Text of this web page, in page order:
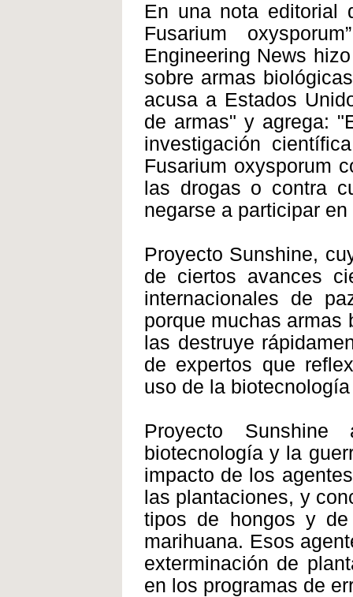
En una nota editorial
Fusarium
Engineering News
sobre armas
acusa a Estados
de armas" y agrega:
investigación
Fusarium oxysporum
las drogas o contra
negarse a participar
Proyecto Sunshine,
de ciertos avances
internacionales de
porque muchas armas
las destruye
de expertos que
uso de la
Proyecto
biotecnología y la
impacto de los
las plantaciones, y
tipos de hongos y
marihuana. Esos
exterminación de
en los programas de